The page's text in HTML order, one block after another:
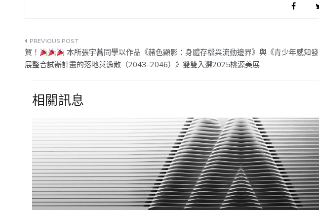
文
章
覽
賀！
本所張宇蕎同學以作品《赭色顯影：身體存檔與流動邊界》與《青少年感知發
展整合試辦計畫的落地與逸散（2043–2046）》雙雙入選2025桃源美展
相關訊息